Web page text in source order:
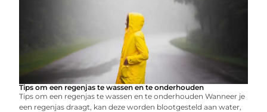
Tips om een ​​regenjas te wassen en te onderhouden
Tips om een ​​regenjas te wassen en te onderhouden Wanneer je
een regenjas draagt, kan deze worden blootgesteld aan water,